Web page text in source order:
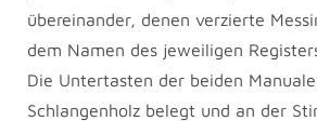
übereinander, denen verzierte
dem Namen des jeweiligen
Die Untertasten der beiden
Schlangenholz belegt und an der